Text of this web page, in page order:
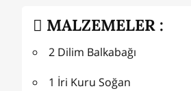
MALZEMELER :
2 Dilim Balkabağı
1 İri Kuru Soğan